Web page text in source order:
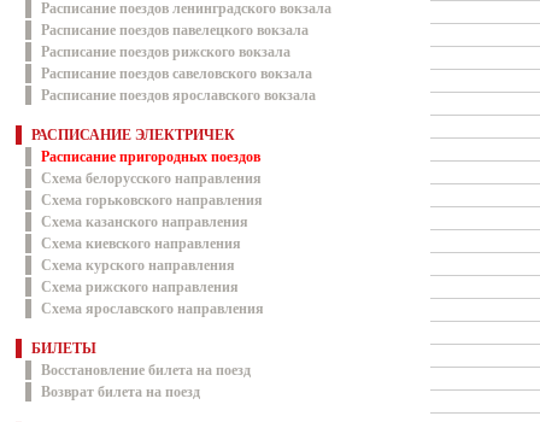
Расписание поездов ленинградского вокзала
Расписание поездов павелецкого вокзала
Расписание поездов рижского вокзала
Расписание поездов савеловского вокзала
Расписание поездов ярославского вокзала
РАСПИСАНИЕ ЭЛЕКТРИЧЕК
Расписание пригородных поездов
Схема белорусского направления
Схема горьковского направления
Схема казанского направления
Схема киевского направления
Схема курского направления
Схема рижского направления
Схема ярославского направления
БИЛЕТЫ
Восстановление билета на поезд
Возврат билета на поезд